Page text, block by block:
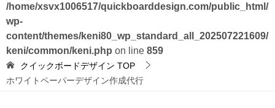
/home/xsvx1006517/quickboarddesign.com/public_html/
wp-
content/themes/keni80_wp_standard_all_202507221609/
keni/common/keni.php on line 859
クイックボードデザイン TOP
ホワイトペーパーデザイン作成代行